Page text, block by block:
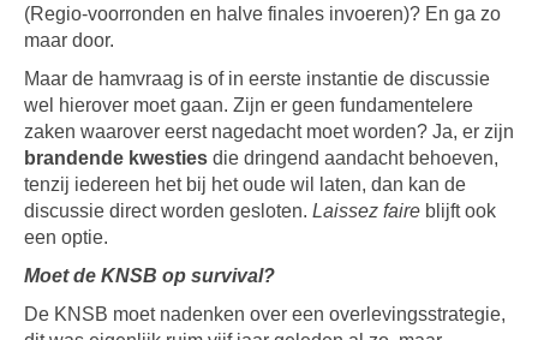
(Regio-voorronden en halve finales invoeren)? En ga zo
maar door.
Maar de hamvraag is of in eerste instantie de discussie
wel hierover moet gaan. Zijn er geen fundamentelere
zaken waarover eerst nagedacht moet worden? Ja, er zijn
brandende kwesties die dringend aandacht behoeven,
tenzij iedereen het bij het oude wil laten, dan kan de
discussie direct worden gesloten. Laissez faire blijft ook
een optie.
Moet de KNSB op survival?
De KNSB moet nadenken over een overlevingsstrategie,